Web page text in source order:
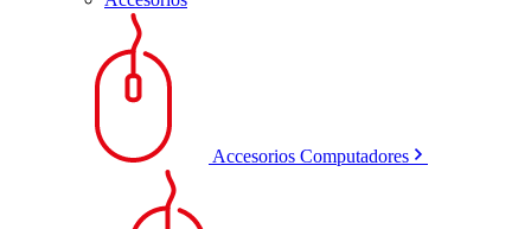
Accesorios Computadores